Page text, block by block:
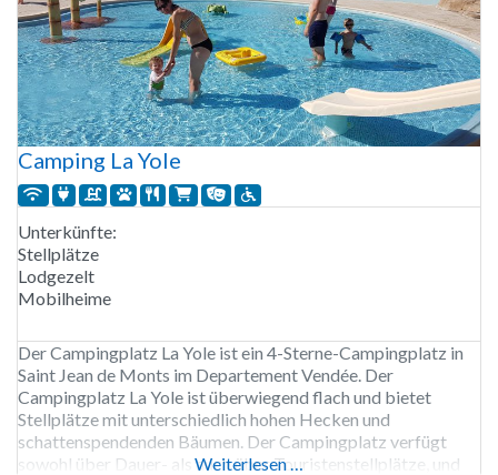
Camping La Yole
Unterkünfte:
Stellplätze
Lodgezelt
Mobilheime
Der Campingplatz La Yole ist ein 4-Sterne-Campingplatz in
Saint Jean de Monts im Departement Vendée. Der
Campingplatz La Yole ist überwiegend flach und bietet
Stellplätze mit unterschiedlich hohen Hecken und
schattenspendenden Bäumen. Der Campingplatz verfügt
sowohl über Dauer- als auch über Touristenstellplätze, und
Weiterlesen …